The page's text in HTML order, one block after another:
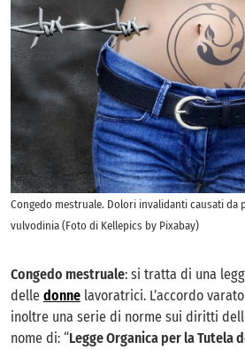
Congedo mestruale. Dolori invalidanti causati da
vulvodinia (Foto di Kellepics by Pixabay)
Congedo mestruale: si tratta di una
delle donne lavoratrici. L’accordo
inoltre una serie di norme sui diritti
nome di: “Legge Organica per la Tutela